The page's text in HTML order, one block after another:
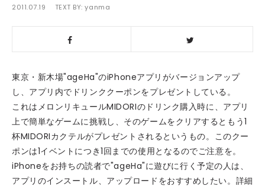
2011.07.19 TEXT BY:yanma
東京・新木場"ageHa"のiPhoneアプリがバージョンアップ
し、アプリ内でドリンククーポンをプレゼントしている。
これはメロンリキュールMIDORIのドリンク購入時に、アプリ
上で簡単なゲームに挑戦し、そのゲームをクリアするともう1
杯MIDORIカクテルがプレゼントされるというもの。このクー
ポンは1イベントにつき1回までの使用となるのでご注意を。
iPhoneをお持ちの読者で"ageHa"に遊びに行く予定の人は、
アプリのインスートル、アップロードをおすすめしたい。詳細